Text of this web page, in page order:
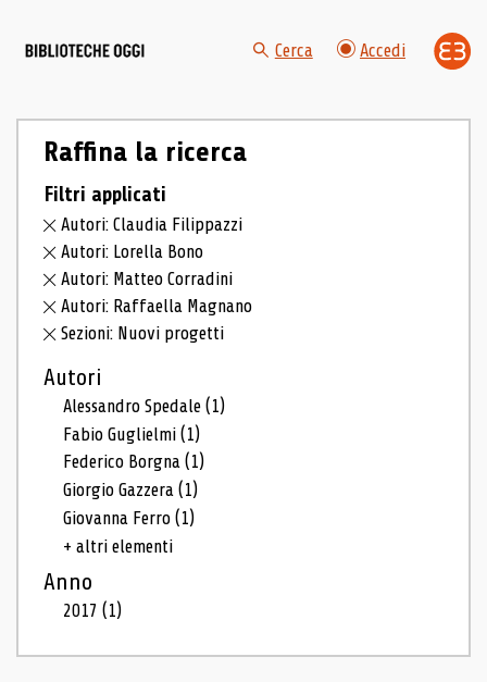
Cerca Accedi
Raffina la ricerca
Filtri applicati
Autori: Claudia Filippazzi
Autori: Lorella Bono
Autori: Matteo Corradini
Autori: Raffaella Magnano
Sezioni: Nuovi progetti
Autori
Alessandro Spedale(1)
Fabio Guglielmi(1)
Federico Borgna(1)
Giorgio Gazzera(1)
Giovanna Ferro(1)
+ altri elementi
Anno
2017(1)